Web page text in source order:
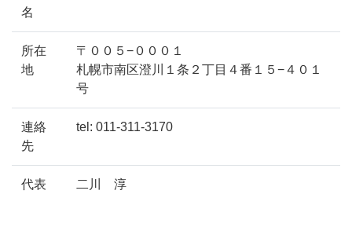
名
所在
地
〒００５−０００１
札幌市南区澄川１条２丁目４番１５−４０１
号
連絡
先
tel: 011-311-3170
代表 二川 淳